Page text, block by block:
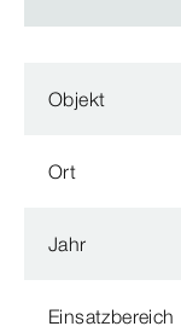
Objekt
Ort
Jahr
Einsatzbereich